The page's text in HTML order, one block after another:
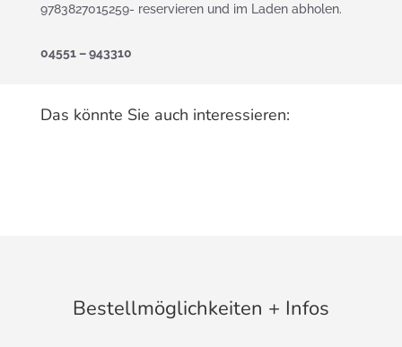
9783827015259- reservieren und im Laden abholen.
04551 – 943310
Das könnte Sie auch interessieren:
Bestellmöglichkeiten + Infos